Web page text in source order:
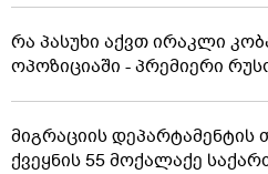
რა პასუხი აქვთ ირაკლი
ოპოზიციაში - პრემიერი
მიგრაციის
ქვეყნის 55 მოქალაქე